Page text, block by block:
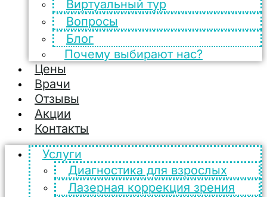
Виртуальный тур
Вопросы
Блог
Почему выбирают нас?
Цены
Врачи
Отзывы
Акции
Контакты
Услуги
Диагностика для взрослых
Лазерная коррекция зрения